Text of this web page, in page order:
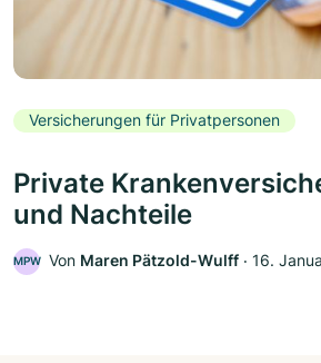
Versicherungen für Privatpersonen
Private
und Nachteile
MPW Von Maren Pätzold-Wulff ‧ 16.